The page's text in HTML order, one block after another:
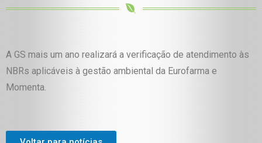
A GS mais um ano realizará a verificação de atendimento às
NBRs aplicáveis à gestão ambiental da Eurofarma e
Momenta.